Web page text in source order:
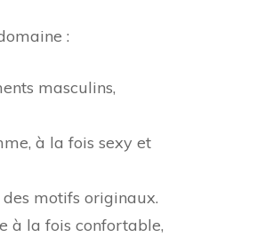
:
masculins,
à la fois sexy et
motifs originaux.
à la fois confortable,